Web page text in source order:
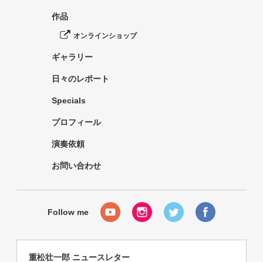
作品
オンラインショップ
ギャラリー
日々のレポート
Specials
プロフィール
演奏依頼
お問い合わせ
重松壮一郎 ニュースレター